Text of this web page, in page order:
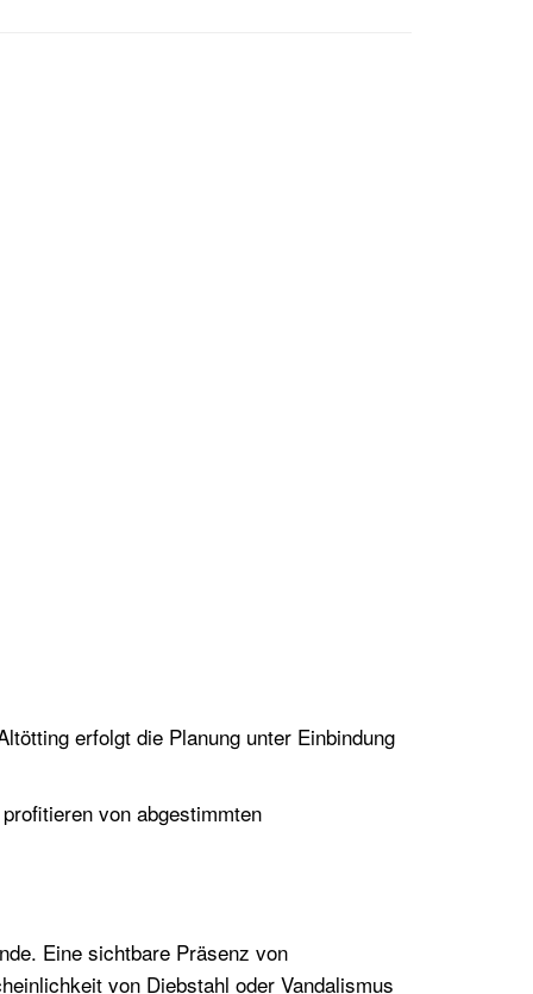
erfolgt die Planung unter Einbindung
profitieren von abgestimmten
Eine sichtbare Präsenz von
von Diebstahl oder Vandalismus